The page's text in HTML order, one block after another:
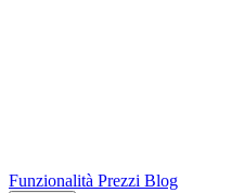
Funzionalità Prezzi Blog